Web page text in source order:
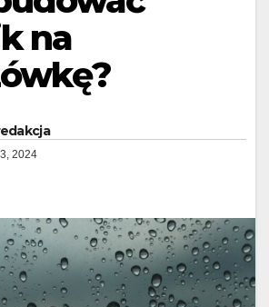
na
2024